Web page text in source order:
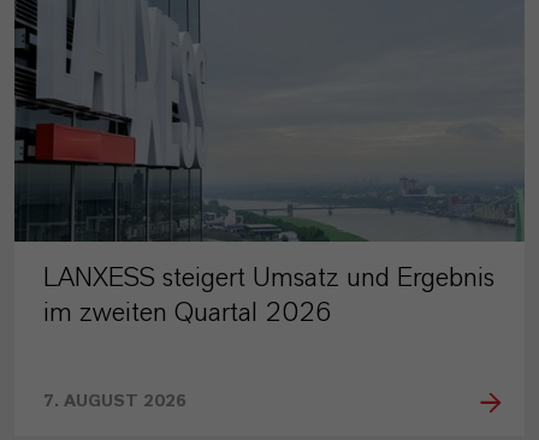
LANXESS steigert Umsatz und Ergebnis
im zweiten Quartal 2026
7. AUGUST 2026